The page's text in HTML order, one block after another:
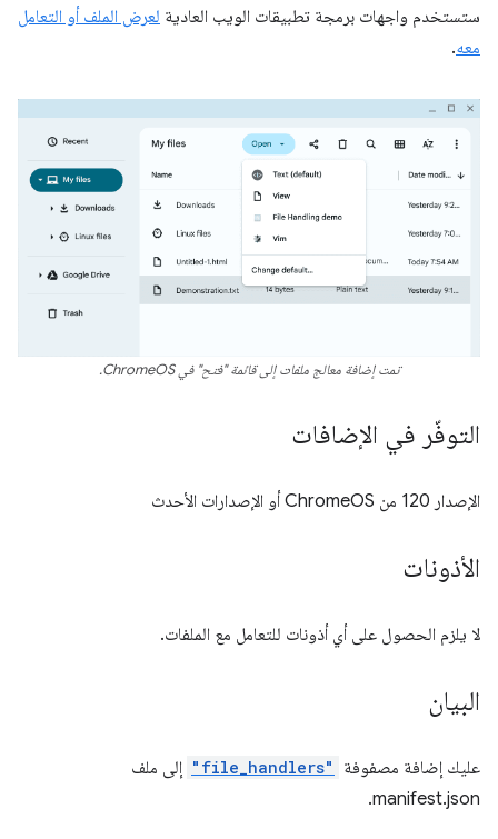
ستستخدم واجهات برمجة تطبيقات الويب العادية لعرض الملف أو التعامل
معه.
تمت إضافة معالج ملفات إلى قائمة "فتح" في ChromeOS.
التوفّر في الإضافات
الإصدار 120 من ChromeOS أو الإصدارات الأحدث
الأذونات
لا يلزم الحصول على أي أذونات للتعامل مع الملفات.
البيان
عليك إضافة مصفوفة "file_handlers" إلى ملف
manifest.json.